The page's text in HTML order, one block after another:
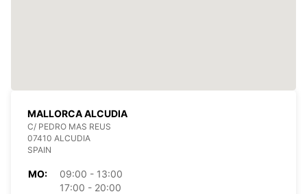
MALLORCA ALCUDIA
C/ PEDRO MAS REUS
07410 ALCUDIA
SPAIN
MO:
09:00 - 13:00
17:00 - 20:00